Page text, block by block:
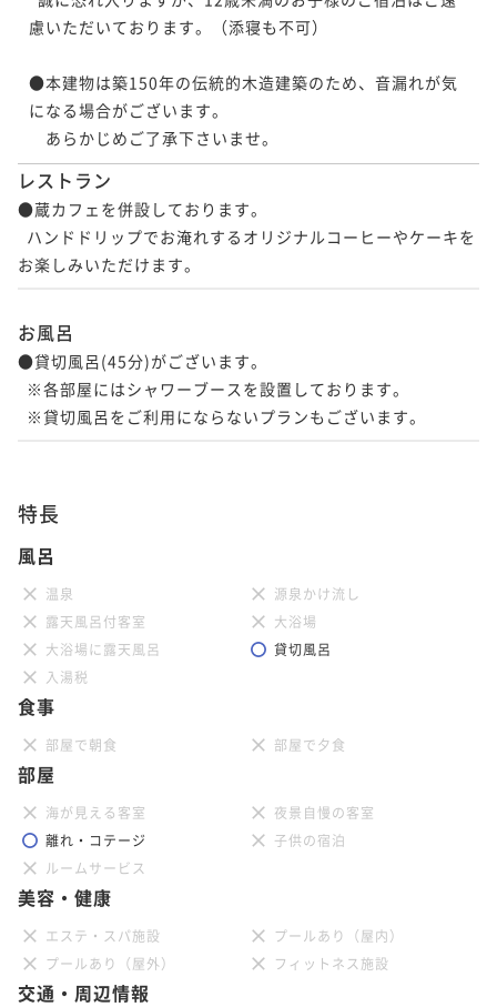
慮いただいております。（添寝も不可）
●本建物は築150年の伝統的木造建築のため、音漏れが気
になる場合がございます。
あらかじめご了承下さいませ。
レストラン
●蔵カフェを併設しております。
お楽しみいただけます。
お風呂
●貸切風呂(45分)がございます。
特長
風呂
温泉
源泉かけ流し
露天風呂付客室
大浴場
大浴場に露天風呂
貸切風呂
入湯税
食事
部屋で朝食 部屋で夕食
部屋
海が見える客室
夜景自慢の客室
離れ・コテージ
子供の宿泊
ルームサービス
美容・健康
エステ・スパ施設
プールあり（屋内）
プールあり（屋外）
フィットネス施設
交通・周辺情報